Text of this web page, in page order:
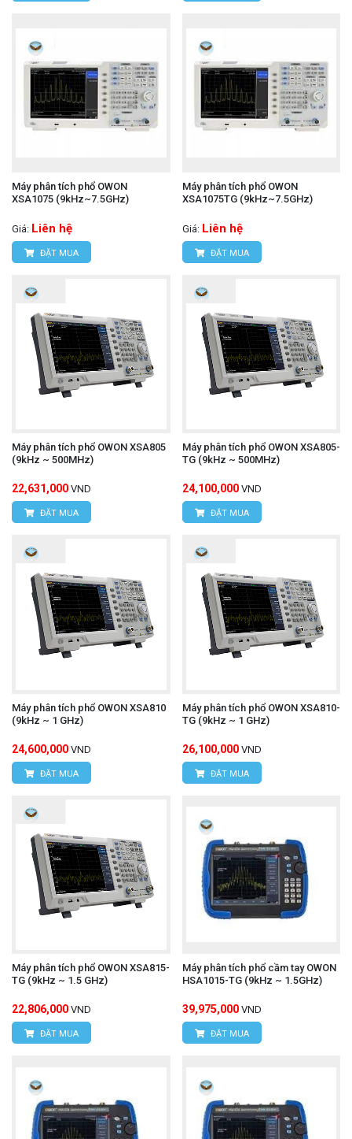
Máy phân tích phổ OWON
XSA1075 (9kHz~7.5GHz)
Giá: Liên hệ
ĐẶT MUA
Máy phân tích phổ OWON
XSA1075TG (9kHz~7.5GHz)
Giá: Liên hệ
ĐẶT MUA
Máy phân tích phổ OWON XSA805
(9kHz ~ 500MHz)
22,631,000 VND
ĐẶT MUA
Máy phân tích phổ OWON XSA805-
TG (9kHz ~ 500MHz)
24,100,000 VND
ĐẶT MUA
Máy phân tích phổ OWON XSA810
(9kHz ~ 1 GHz)
24,600,000 VND
ĐẶT MUA
Máy phân tích phổ OWON XSA810-
TG (9kHz ~ 1 GHz)
26,100,000 VND
ĐẶT MUA
Máy phân tích phổ OWON XSA815-
TG (9kHz ~ 1.5 GHz)
22,806,000 VND
ĐẶT MUA
Máy phân tích phổ cầm tay OWON
HSA1015-TG (9kHz ~ 1.5GHz)
39,975,000 VND
ĐẶT MUA